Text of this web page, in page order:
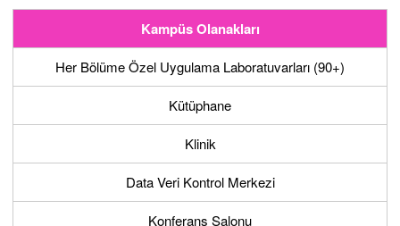
Kampüs Olanakları
Her Bölüme Özel Uygulama Laboratuvarları (90+)
Kütüphane
Klinik
Data Veri Kontrol Merkezi
Konferans Salonu